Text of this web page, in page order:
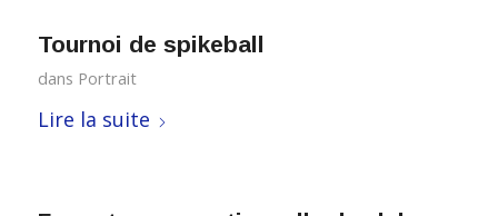
Tournoi de spikeball
dans Portrait
Lire la suite